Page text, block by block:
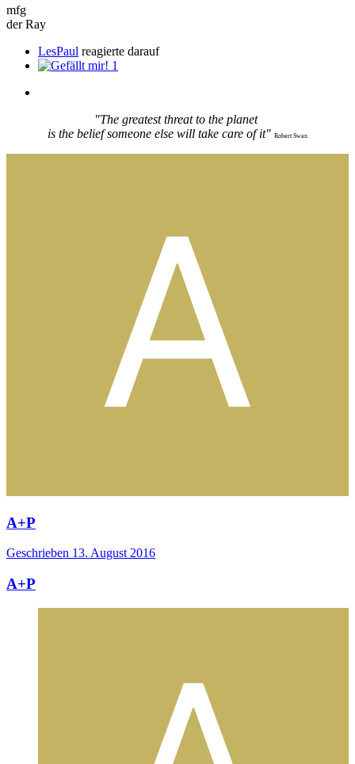
mfg
der Ray
LesPaul reagierte darauf
1
"The greatest threat to the planet
is the belief someone else will take care of it" Robert Swan
A+P
Geschrieben 13. August 2016
A+P